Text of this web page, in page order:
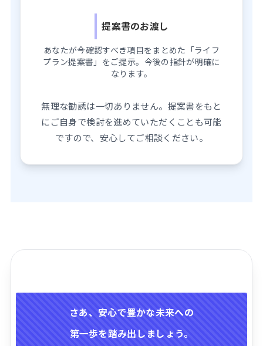
提案書のお渡し
あなたが今確認すべき項目をまとめた「ライフ
プラン提案書」をご提示。今後の指針が明確に
なります。
無理な勧誘は一切ありません。提案書をもと
にご自身で検討を進めていただくことも可能
ですので、安心してご相談ください。
さあ、安心で豊かな未来への
第一歩を踏み出しましょう。